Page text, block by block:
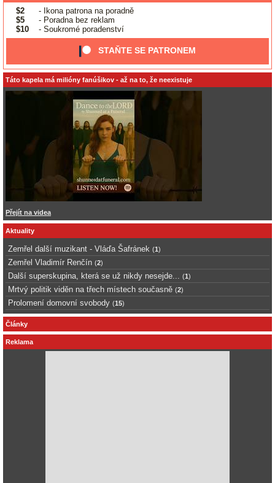
$2
- Ikona patrona na poradně
$5
- Poradna bez reklam
$10
- Soukromé poradenství
STAŇTE SE PATRONEM
Táto kapela má milióny fanúšikov - až na to, že neexistuje
Přejít na videa
Aktuality
Zemřel další muzikant - Vláďa Šafránek (1)
Zemřel Vladimír Renčín (2)
Další superskupina, která se už nikdy nesejde... (1)
Mrtvý politik viděn na třech místech současně (2)
Prolomení domovní svobody (15)
Články
Reklama